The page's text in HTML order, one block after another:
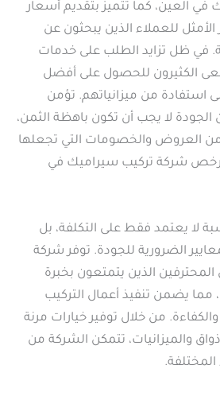
العين، كما تتميز بتقديم أسعار
الأمثل للعملاء الذين يبحثون عن
في ظل تزايد الطلب على خدمات
الكثيرون للحصول على أفضل
استفادة من ميزانياتهم. تؤمن
الجودة لا يجب أن تكون باهظة الثمن،
العروض والخصومات التي تجعلها
شركة تركيب سيراميك في
لا يعتمد فقط على التكلفة، بل
الضرورية للجودة. توفر شركة
المحترفين الذين يتمتعون بخبرة
مما يضمن تنفيذ أعمال التركيب
من خلال توفير خيارات مرنة
والميزانيات، تتمكن الشركة من
المختلفة.